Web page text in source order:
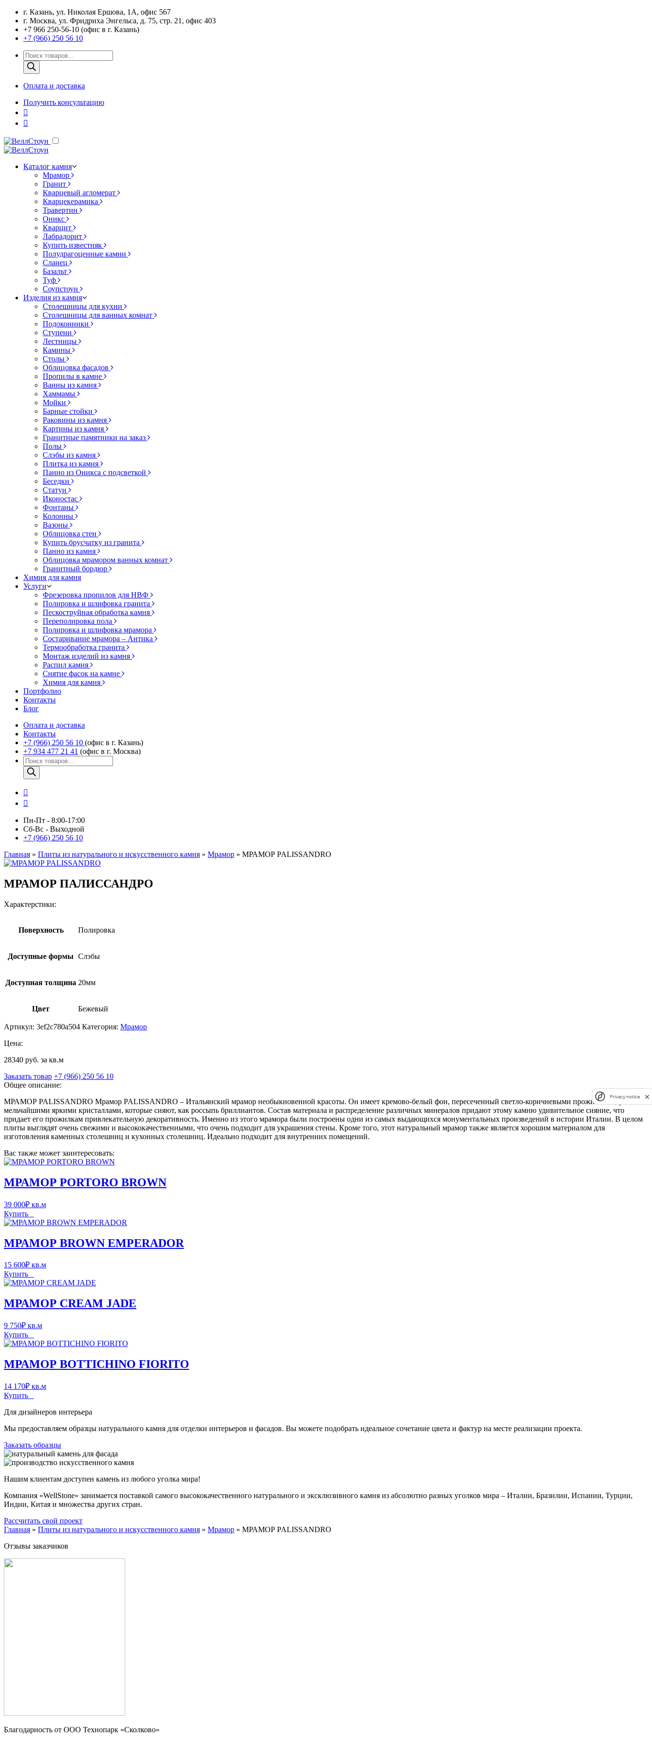
г. Казань, ул. Николая Ершова, 1А, офис 567
г. Москва, ул. Фридриха Энгельса, д. 75, стр. 21, офис 403
+7 966 250-56-10 (офис в г. Казань)
+7 (966) 250 56 10
Поиск
товаров
Оплата и доставка
Получить консультацию
Каталог камня
Мрамор
Гранит
Кварцевый агломерат
Кварцекерамика
Травертин
Оникс
Кварцит
Лабрадорит
Купить известняк
Полудрагоценные камни
Сланец
Базальт
Туф
Соупстоун
Изделия из камня
Столешницы для кухни
Столешницы для ванных комнат
Подоконники
Ступени
Лестницы
Камины
Столы
Облицовка фасадов
Пропилы в камне
Ванны из камня
Хаммамы
Мойки
Барные стойки
Раковины из камня
Картины из камня
Гранитные памятники на заказ
Полы
Слэбы из камня
Плитка из камня
Панно из Оникса с подсветкой
Беседки
Статуи
Иконостас
Фонтаны
Колонны
Вазоны
Облицовка стен
Купить брусчатку из гранита
Панно из камня
Облицовка мрамором ванных комнат
Гранитный бордюр
Химия для камня
Услуги
Фрезеровка пропилов для НВФ
Полировка и шлифовка гранита
Пескоструйная обработка камня
Переполировка пола
Полировка и шлифовка мрамора
Состаривание мрамора – Антика
Термообработка гранита
Монтаж изделий из камня
Распил камня
Снятие фасок на камне
Химия для камня
Портфолио
Контакты
Блог
Оплата и доставка
Контакты
+7 (966) 250 56 10 (офис в г. Казань)
+7 934 477 21 41 (офис в г. Москва)
Поиск
товаров
Пн-Пт - 8:00-17:00
Сб-Вс - Выходной
+7 (966) 250 56 10
Главная » Плиты из натурального и искусственного камня » Мрамор » МРАМОР PALISSANDRO
МРАМОР ПАЛИССАНДРО
Характерстики:
Поверхность Полировка
Доступные формы Слэбы
Доступная толщина 20мм
Цвет Бежевый
Артикул: 3ef2c780a504 Категория: Мрамор
Цена:
28340 руб. за кв.м
Заказать товар +7 (966) 250 56 10
Общее описание:
МРАМОР PALISSANDRO Мрамор PALISSANDRO – Итальянский мрамор необыкновенной красоты. Он имеет кремово-белый фон, пересеченный светло-коричневыми прожилками, усеян
мельчайшими яркими кристаллами, которые сияют, как россыпь бриллиантов. Состав материала и распределение различных минералов придают этому камню удивительное сияние, что
придает его прожилкам привлекательную декоративность. Именно из этого мрамора были построены одни из самых выдающихся монументальных произведений в истории Италии. В целом
плиты выглядят очень свежими и высококачественными, что очень подходит для украшения стены. Кроме того, этот натуральный мрамор также является хорошим материалом для
изготовления каменных столешниц и кухонных столешниц. Идеально подходит для внутренних помещений.
Вас также может заинтересовать:
МРАМОР PORTORO BROWN
39 000₽ кв.м
Купить
МРАМОР BROWN EMPERADOR
15 600₽ кв.м
Купить
МРАМОР CREAM JADE
9 750₽ кв.м
Купить
МРАМОР BOTTICHINO FIORITO
14 170₽ кв.м
Купить
Для дизайнеров интерьера
Мы предоставляем образцы натурального камня для отделки интерьеров и фасадов. Вы можете подобрать идеальное сочетание цвета и фактур на месте реализации проекта.
Заказать образцы
Нашим клиентам доступен камень из любого уголка мира!
Компания «WellStone» занимается поставкой самого высококачественного натурального и эксклюзивного камня из абсолютно разных уголков мира – Италии, Бразилии, Испании, Турции,
Индии, Китая и множества других стран.
Рассчитать свой проект
Главная » Плиты из натурального и искусственного камня » Мрамор » МРАМОР PALISSANDRO
Отзывы заказчиков
Благодарность от OOO Технопарк «Сколково»
Privacy notice